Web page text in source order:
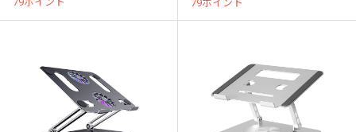
79ポイント